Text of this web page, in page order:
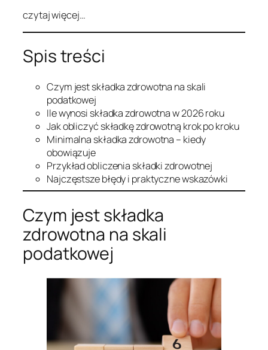
czytaj więcej…
Spis treści
Czym jest składka zdrowotna na skali
podatkowej
Ile wynosi składka zdrowotna w 2026 roku
Jak obliczyć składkę zdrowotną krok po kroku
Minimalna składka zdrowotna – kiedy
obowiązuje
Przykład obliczenia składki zdrowotnej
Najczęstsze błędy i praktyczne wskazówki
Czym jest składka
zdrowotna na skali
podatkowej